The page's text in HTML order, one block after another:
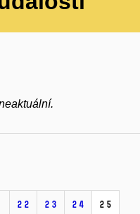
22 23 24 25